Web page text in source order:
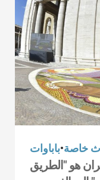
خاصة•باباوات
هو "الطريق